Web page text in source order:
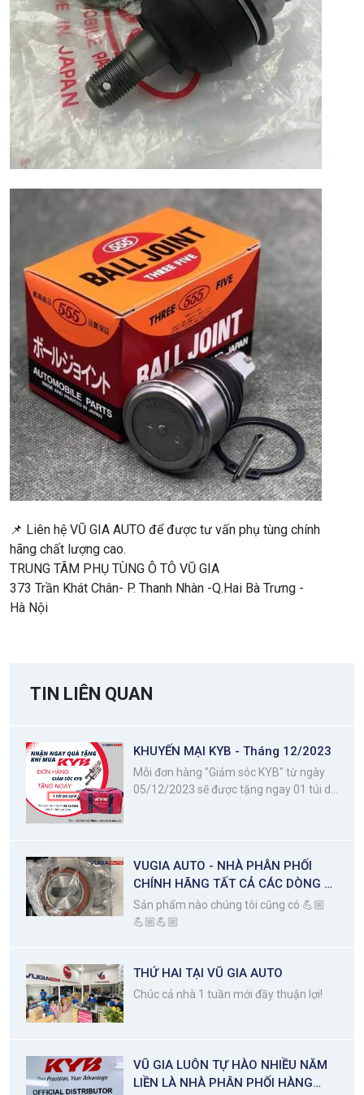
📌 Liên hệ VŨ GIA AUTO để được tư vấn phụ tùng chính
hãng chất lượng cao.
TRUNG TÂM PHỤ TÙNG Ô TÔ VŨ GIA
373 Trần Khát Chân- P. Thanh Nhàn -Q.Hai Bà Trưng -
Hà Nội
TIN LIÊN QUAN
KHUYẾN MẠI KYB - Tháng 12/2023
Mỗi đơn hàng "Giảm sóc KYB" từ ngày
05/12/2023 sẽ được tặng ngay 01 túi du
VUGIA AUTO - NHÀ PHÂN PHỐI
CHÍNH HÃNG TẤT CẢ CÁC DÒNG BI
- NSK
Sản phẩm nào chúng tôi cũng có 💪🏼
💪🏼💪🏼
THỨ HAI TẠI VŨ GIA AUTO
Chúc cả nhà 1 tuần mới đầy thuận lợi!
VŨ GIA LUÔN TỰ HÀO NHIỀU NĂM
LIỀN LÀ NHÀ PHÂN PHỐI HÀNG